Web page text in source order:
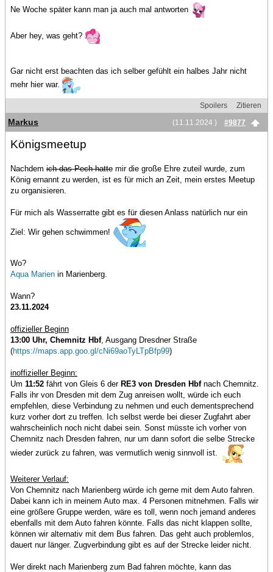
Ne Woche später kann man ja auch mal antworten
Aber hey, was geht?
Gar nicht erst beachten das ich selber gefühlt ein halbes Jahr nicht
mehr hier war.
Spoilers
Zitieren
(11.11.2024 )
#9877
Markus
Königsmeetup
Nachdem ich das Pech hatte mir die große Ehre zuteil wurde, zum
König ernannt zu werden, ist es für mich an Zeit, mein erstes Meetup
zu organisieren.
Für mich als Wasserratte gibt es für diesen Anlass natürlich nur ein
Ziel: Wir gehen schwimmen!
Wo?
Aqua Marien in Marienberg.
Wann?
23.11.2024
offizieller Beginn
13:00 Uhr, Chemnitz Hbf, Ausgang Dresdner Straße
(https://maps.app.goo.gl/cNi69aoTyLTpBfp99)
inoffizieller Beginn:
Um 11:52 fährt von Gleis 6 der RE3 von Dresden Hbfnach Chemnitz.
Falls ihr von Dresden mit dem Zug anreisen wollt, würde ich euch
empfehlen, diese Verbindung zu nehmen und euch dementsprechend
kurz vorher dort zu treffen. Ich selbst werde bei dieser Zugfahrt aber
wahrscheinlich noch nicht dabei sein. Sonst müsste ich vorher von
Chemnitz nach Dresden fahren, nur um dann sofort die selbe Strecke
wieder zurück zu fahren, was vermutlich wenig sinnvoll ist.
Weiterer Verlauf:
Von Chemnitz nach Marienberg würde ich gerne mit dem Auto fahren.
Dabei kann ich in meinem Auto max. 4 Personen mitnehmen. Falls wir
eine größere Gruppe werden, wäre es toll, wenn noch jemand anderes
ebenfalls mit dem Auto fahren könnte. Falls das nicht klappen sollte,
können wir alternativ mit dem Bus fahren. Das geht auch problemlos,
dauert nur länger. Zugverbindung gibt es auf der Strecke leider nicht.
Wer direkt nach Marienberg zum Bad fahren möchte, kann das